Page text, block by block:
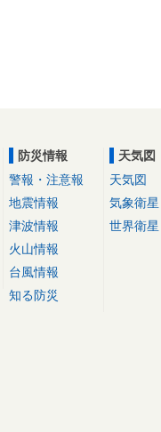
防災情報
警報・注意報
地震情報
津波情報
火山情報
台風情報
知る防災
天気図
天気図
気象衛星
世界衛星